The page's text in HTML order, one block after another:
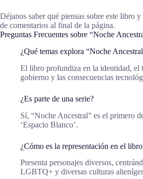
Déjanos saber qué piensas sobre este libro
de comentarios al final de la página.
Preguntas Frecuentes sobre “Noche
¿Qué temas explora “Noche
El libro profundiza en la identidad, el
gobierno y las consecuencias
¿Es parte de una serie?
Sí, “Noche Ancestral” es el primero
‘Espacio Blanco’.
¿Cómo es la representación en el
Presenta personajes diversos,
LGBTQ+ y diversas culturas